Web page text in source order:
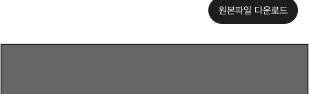
원본파일 다운로드